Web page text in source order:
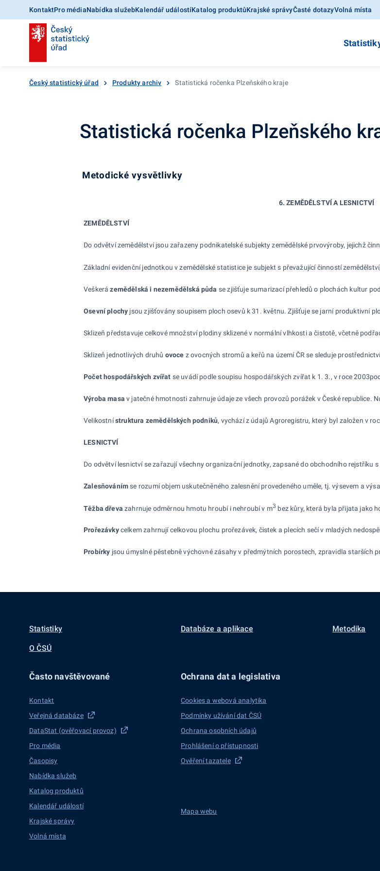
KontaktPro médiaNabídka služebKalendář událostíKatalog produktůKrajské správyČasté dotazyVolná místa
Český statistický úřad Produkty archiv Statistická ročenka Plzeňského kraje
Statistická ročenka Plzeňského
Metodické vysvětlivky
6. ZEMĚDĚLSTVÍ A LESNICTVÍ
ZEMĚDĚLSTVÍ
Do odvětví zemědělství jsou zařazeny podnikatelské subjekty zemědělské prvovýroby, jejichž
Základní evidenční jednotkou v zemědělské statistice je subjekt s převažující činností
Veškerázemědělská i nezemědělská půda se zjišťuje sumarizací přehledů o plochách kultur
Osevní plochy jsou zjišťovány soupisem ploch osevů k 31. květnu. Zjišťuje se jarní produktivní
Sklizeň představuje celkové množství plodiny sklizené v normální vlhkosti a čistotě, včetně
Sklizeň jednotlivých druhů ovoce z ovocných stromů a keřů na území ČR se sleduje
Počet hospodářských zvířat se uvádí podle soupisu hospodářských zvířat k 1. 3., v roce
Výroba masa v jatečné hmotnosti zahrnuje údaje ze všech provozů porážek v České
Velikostnístruktura zemědělských podniků, vychází z údajů Agroregistru, který byl založen v
LESNICTVÍ
Do odvětví lesnictví se zařazují všechny organizační jednotky, zapsané do obchodního
Zalesňovánímse rozumí objem uskutečněného zalesnění provedeného uměle, tj. výsevem a
Těžba dřeva zahrnuje odměrnou hmotu hroubí i nehroubí v m3 bez kůry, která byla přijata jako
Prořezávkycelkem zahrnují celkovou plochu prořezávek, čistek a plecích sečí v mladých
Probírky jsou úmyslné pěstebně výchovné zásahy v předmýtních porostech, zpravidla
Statistiky Databáze a aplikace Metodika
O ČSÚ
Často navštěvované
Kontakt
Veřejná databáze
DataStat (ověřovací provoz)
Pro média
Časopisy
Nabídka služeb
Katalog produktů
Kalendář událostí
Krajské správy
Volná místa
Ochrana dat a legislativa
Cookies a webová analytika
Podmínky užívání dat ČSÚ
Ochrana osobních údajů
Prohlášení o přístupnosti
Ověření tazatele
Mapa webu